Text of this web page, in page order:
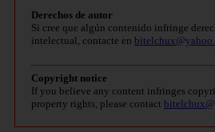
Derechos de autor
Si cree que algún contenido infringe
intelectual, contacte en
Copyright notice
If you believe any content infringes
property rights, please contact